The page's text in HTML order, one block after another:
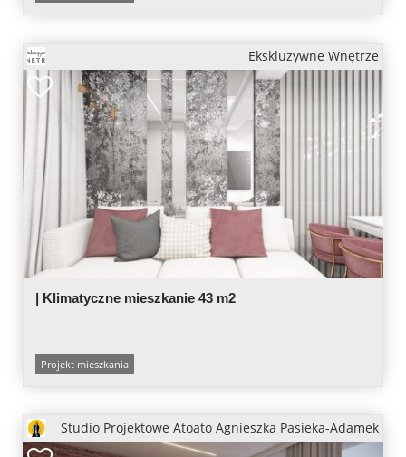
Ekskluzywne Wnętrze
| Klimatyczne mieszkanie 43 m2
Projekt mieszkania
Studio Projektowe Atoato Agnieszka Pasieka-Adamek